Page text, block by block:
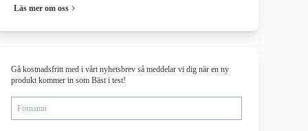
Läs mer om oss
Gå kostnadsfritt med i vårt nyhetsbrev så meddelar vi dig när en ny
produkt kommer in som Bäst i test!